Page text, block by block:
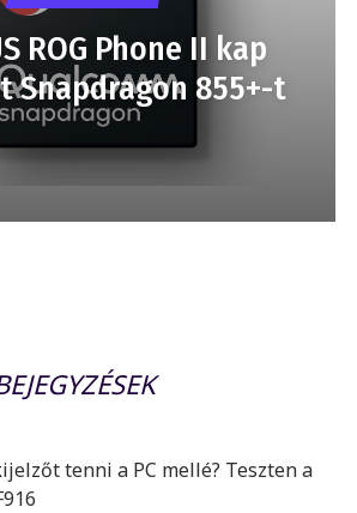
ROG Phone II kap
Snapdragon 855+-t
tenni a PC mellé? Teszten a